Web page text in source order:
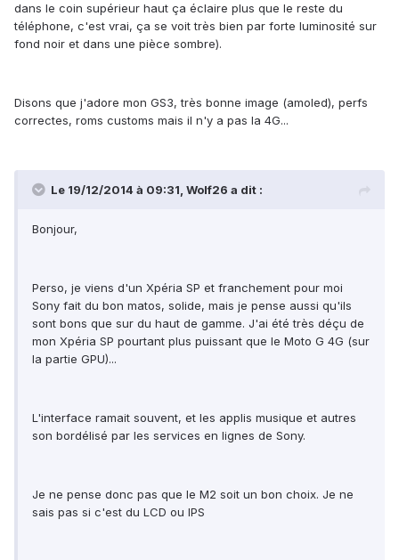
dans le coin supérieur haut ça éclaire plus que le reste du
téléphone, c'est vrai, ça se voit très bien par forte luminosité sur
fond noir et dans une pièce sombre).
Disons que j'adore mon GS3, très bonne image (amoled), perfs
correctes, roms customs mais il n'y a pas la 4G...
Le 19/12/2014 à 09:31, Wolf26 a dit :
Bonjour,
Perso, je viens d'un Xpéria SP et franchement pour moi
Sony fait du bon matos, solide, mais je pense aussi qu'ils
sont bons que sur du haut de gamme. J'ai été très déçu de
mon Xpéria SP pourtant plus puissant que le Moto G 4G (sur
la partie GPU)...
L'interface ramait souvent, et les applis musique et autres
son bordélisé par les services en lignes de Sony.
Je ne pense donc pas que le M2 soit un bon choix. Je ne
sais pas si c'est du LCD ou IPS